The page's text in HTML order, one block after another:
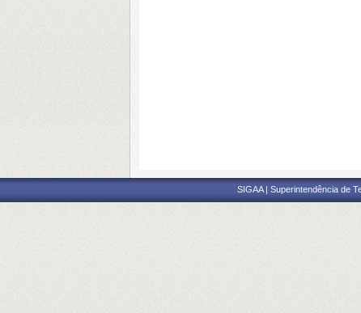
SIGAA | Superintendência de